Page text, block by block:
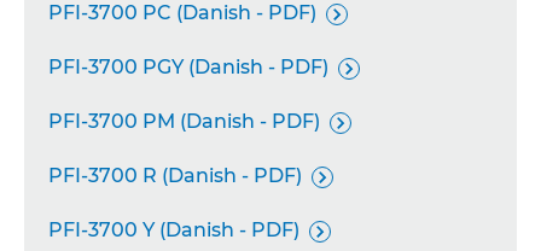
PFI-3700 PC (Danish - PDF) 
PFI-3700 PGY (Danish - PDF) 
PFI-3700 PM (Danish - PDF) 
PFI-3700 R (Danish - PDF) 
PFI-3700 Y (Danish - PDF) 